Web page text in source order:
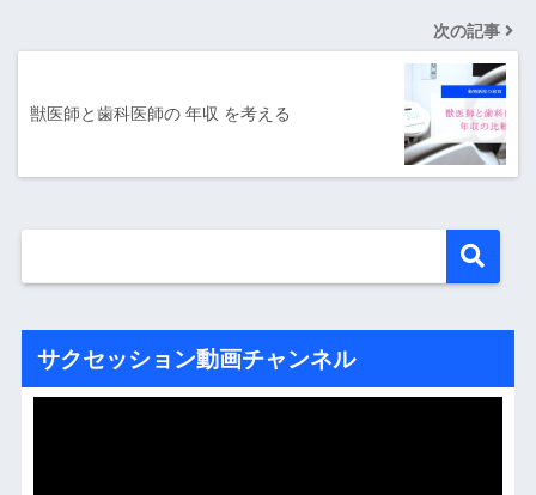
次の記事
獣医師と歯科医師の 年収 を考える
サクセッション動画チャンネル